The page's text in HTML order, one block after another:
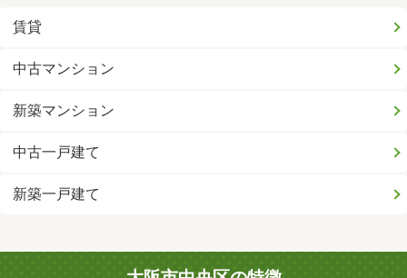
賃貸
中古マンション
新築マンション
中古一戸建て
新築一戸建て